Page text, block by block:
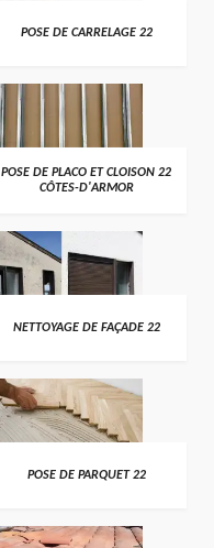
POSE DE CARRELAGE 22
POSE DE PLACO ET CLOISON 22
CÔTES-D'ARMOR
NETTOYAGE DE FAÇADE 22
POSE DE PARQUET 22